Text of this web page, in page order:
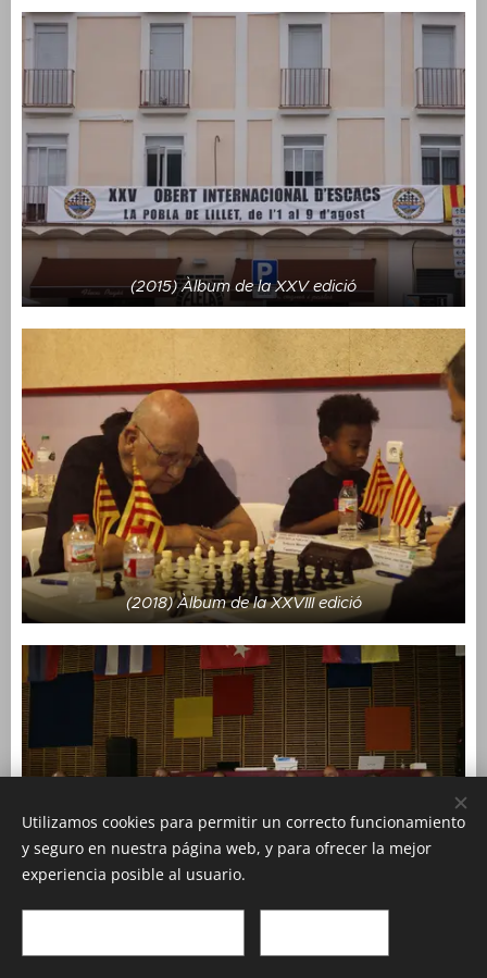
(2015) Àlbum de la XXV edició
(2018) Àlbum de la XXVIII edició
Utilizamos cookies para permitir un correcto funcionamiento
y seguro en nuestra página web, y para ofrecer la mejor
experiencia posible al usuario.